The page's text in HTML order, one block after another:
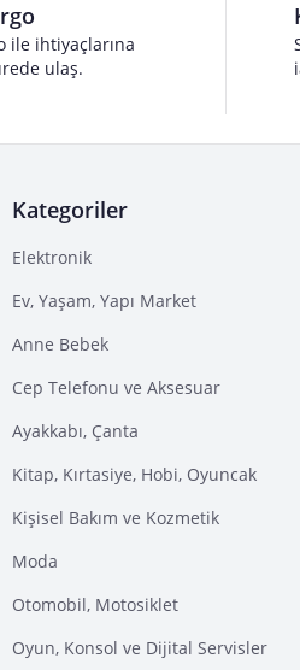
ile ihtiyaçlarına
ulaş.
Kategoriler
Elektronik
Ev, Yaşam, Yapı Market
Anne Bebek
Cep Telefonu ve Aksesuar
Ayakkabı, Çanta
Kitap, Kırtasiye, Hobi, Oyuncak
Kişisel Bakım ve Kozmetik
Moda
Otomobil, Motosiklet
Oyun, Konsol ve Dijital Servisler